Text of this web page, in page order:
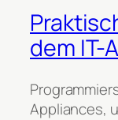
dem IT-
Appliances,